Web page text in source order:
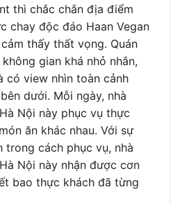
thì chắc chắn địa điểm
chay độc đáo Haan Vegan
thấy thất vọng. Quán
gian khá nhỏ nhắn,
có view nhìn toàn cảnh
dưới. Mỗi ngày, nhà
Nội này phục vụ thực
ăn khác nhau. Với sự
trong cách phục vụ, nhà
Nội này nhận được cơn
bao thực khách đã từng